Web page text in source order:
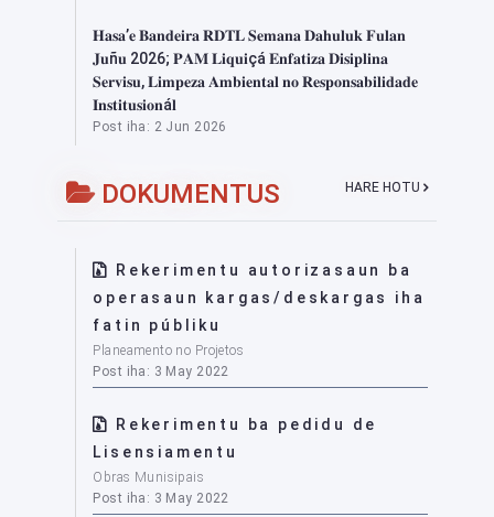
𝐇𝐚𝐬𝐚’𝐞 𝐁𝐚𝐧𝐝𝐞𝐢𝐫𝐚 𝐑𝐃𝐓𝐋 𝐒𝐞𝐦𝐚𝐧𝐚 𝐃𝐚𝐡𝐮𝐥𝐮𝐤 𝐅𝐮𝐥𝐚𝐧
𝐉𝐮ñ𝐮 2026; 𝐏𝐀𝐌 𝐋𝐢𝐪𝐮𝐢çá 𝐄𝐧𝐟𝐚𝐭𝐢𝐳𝐚 𝐃𝐢𝐬𝐢𝐩𝐥𝐢𝐧𝐚
𝐒𝐞𝐫𝐯𝐢𝐬𝐮, 𝐋𝐢𝐦𝐩𝐞𝐳𝐚 𝐀𝐦𝐛𝐢𝐞𝐧𝐭𝐚𝐥 𝐧𝐨 𝐑𝐞𝐬𝐩𝐨𝐧𝐬𝐚𝐛𝐢𝐥𝐢𝐝𝐚𝐝𝐞
𝐈𝐧𝐬𝐭𝐢𝐭𝐮𝐬𝐢𝐨𝐧á𝐥
Post iha: 2 Jun 2026
DOKUMENTUS HARE HOTU
Rekerimentu autorizasaun ba
operasaun kargas/deskargas iha
fatin públiku
Planeamento no Projetos
Post iha: 3 May 2022
Rekerimentu ba pedidu de
Lisensiamentu
Obras Munisipais
Post iha: 3 May 2022